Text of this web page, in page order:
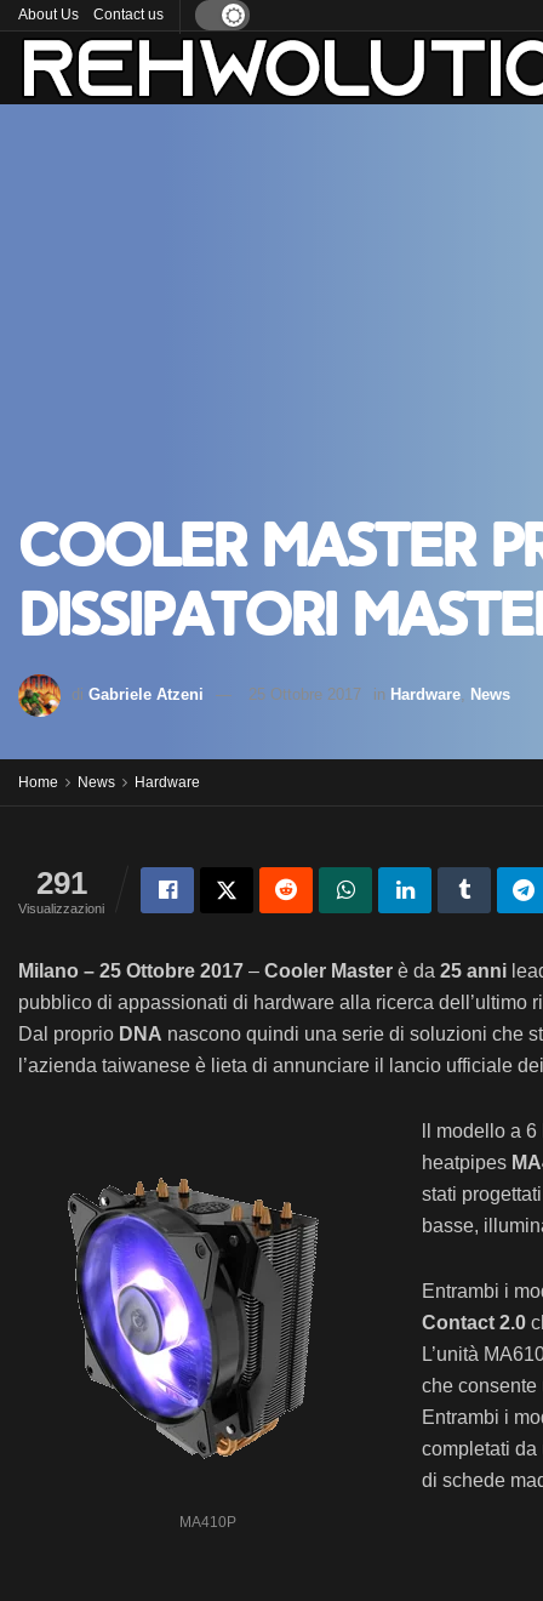
About Us Contact us
Cooler Master
dissipatori
di Gabriele Atzeni 25 Ottobre 2017 in Hardware News
Home News Hardware
291
Visualizzazioni
Milano – 25 Ottobre 2017 – Cooler Master è da 25 anni
pubblico di appassionati di hardware alla ricerca dell’ultimo
Dal proprio DNA nascono quindi una serie di soluzioni che
l’azienda taiwanese è lieta di annunciare il lancio ufficiale
MA410P
ll modello a
heatpipes
stati
basse,
Entrambi i
Contact 2.0
L’unità
che consente
Entrambi i
completati da
di schede